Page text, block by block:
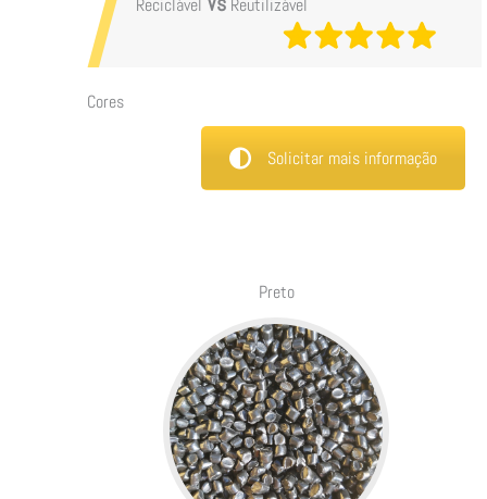
Reciclável Reutilizável
Cores
Solicitar mais informação
Preto